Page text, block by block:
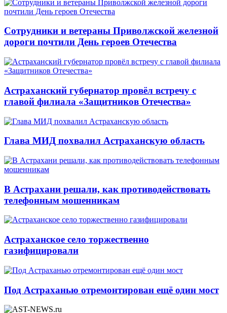
Сотрудники и ветераны Приволжской железной
дороги почтили День героев Отечества
Астраханский губернатор провёл встречу с
главой филиала «Защитников Отечества»
Глава МИД похвалил Астраханскую область
В Астрахани решали, как противодействовать
телефонным мошенникам
Астраханское село торжественно
газифицировали
Под Астраханью отремонтирован ещё один мост